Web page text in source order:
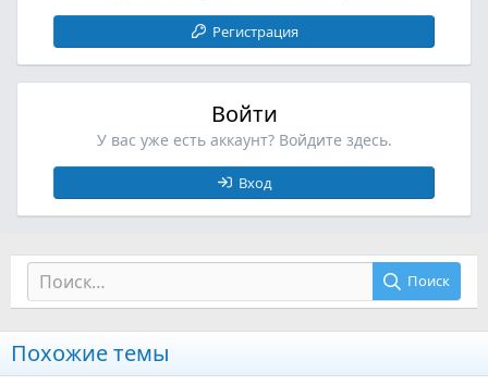
Регистрация
Войти
У вас уже есть аккаунт? Войдите здесь.
Вход
Поиск
Похожие темы